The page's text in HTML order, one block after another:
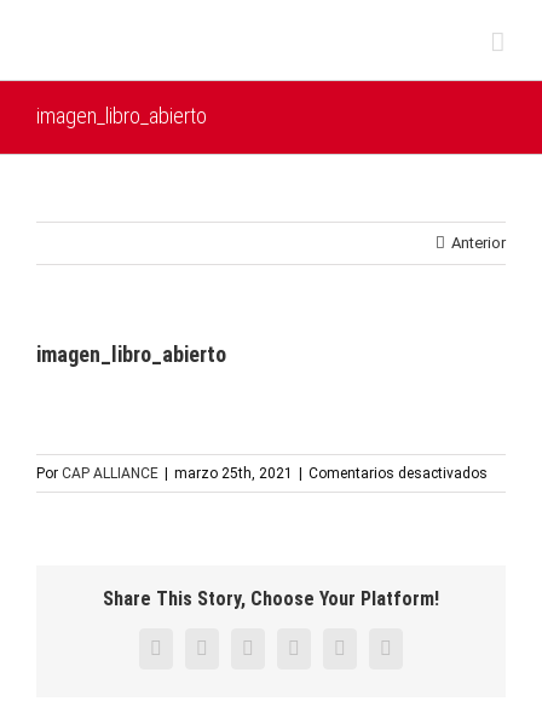
imagen_libro_abierto
Anterior
imagen_libro_abierto
Por CAP ALLIANCE marzo 25th, 2021 Comentarios desactivados
Share This Story, Choose Your Platform!
FacebookTwitter Reddit LinkedInPinterest